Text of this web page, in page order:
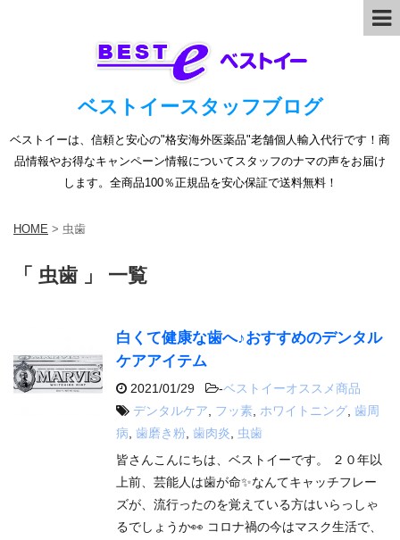
ベストイースタッフブログ
ベストイーは、信頼と安心の"格安海外医薬品"老舗個人輸入代行です！商
品情報やお得なキャンペーン情報についてスタッフのナマの声をお届け
します。全商品100％正規品を安心保証で送料無料！
HOME > 虫歯
「 虫歯 」 一覧
白くて健康な歯へ♪おすすめのデンタル
ケアアイテム
2021/01/29 -ベストイーオススメ商品
デンタルケア
フッ素 ホワイトニング 歯周
病 歯磨き粉 歯肉炎
虫歯
皆さんこんにちは、ベストイーです。 ２０年以
上前、芸能人は歯が命✨なんてキャッチフレー
ズが、流行ったのを覚えている方はいらっしゃ
るでしょうか👀 コロナ禍の今はマスク生活で、